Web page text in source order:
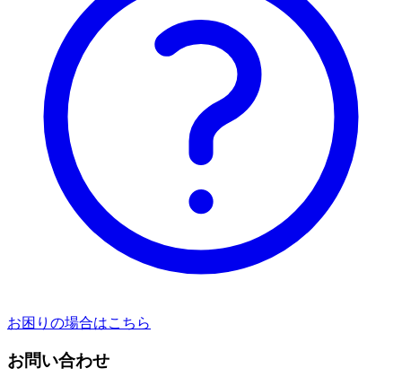
お困りの場合はこちら
お問い合わせ